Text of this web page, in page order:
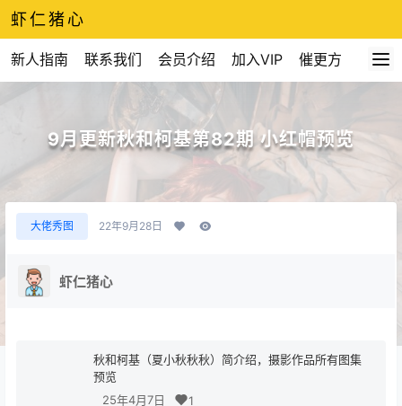
虾仁猪心
新人指南 联系我们 会员介绍 加入VIP 催更方式
9月更新秋和柯基第82期 小红帽预览
大佬秀图 22年9月28日
虾仁猪心
秋和柯基（夏小秋秋秋）简介绍，摄影作品所有图集
预览
25年4月7日
1